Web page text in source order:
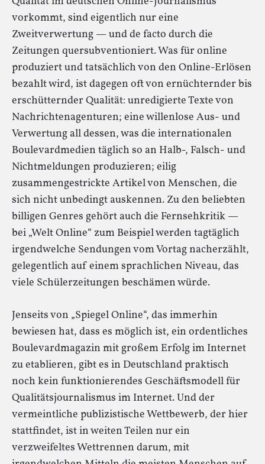
vorkommt, sind eigentlich nur eine
Zweitverwertung — und de facto durch die
Zeitungen quersubventioniert. Was für online
produziert und tatsächlich von den Online-Erlösen
bezahlt wird, ist dagegen oft von ernüchternder bis
erschütternder Qualität: unredigierte Texte von
Nachrichtenagenturen; eine willenlose Aus- und
Verwertung all dessen, was die internationalen
Boulevardmedien täglich so an Halb-, Falsch- und
Nichtmeldungen produzieren; eilig
zusammengestrickte Artikel von Menschen, die
sich nicht unbedingt auskennen. Zu den beliebten
billigen Genres gehört auch die Fernsehkritik —
bei „Welt Online“ zum Beispiel werden tagtäglich
irgendwelche Sendungen vom Vortag nacherzählt,
gelegentlich auf einem sprachlichen Niveau, das
viele Schülerzeitungen beschämen würde.
Jenseits von „Spiegel Online“, das immerhin
bewiesen hat, dass es möglich ist, ein ordentliches
Boulevardmagazin mit großem Erfolg im Internet
zu etablieren, gibt es in Deutschland praktisch
noch kein funktionierendes Geschäftsmodell für
Qualitätsjournalismus im Internet. Und der
vermeintliche publizistische Wettbewerb, der hier
stattfindet, ist in weiten Teilen nur ein
verzweifeltes Wettrennen darum, mit